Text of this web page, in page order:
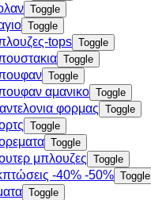
Toggle
Toggle
tops Toggle
Toggle
Toggle
αμανικο Toggle
φορμας Toggle
Toggle
Toggle
μπλουζες Toggle
-40% -50% Toggle
Toggle